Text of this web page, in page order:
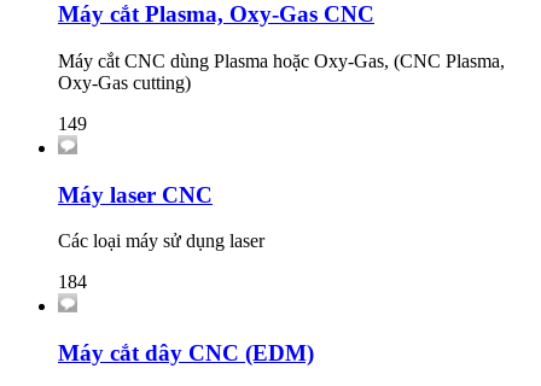
Máy cắt Plasma, Oxy-Gas CNC
Máy cắt CNC dùng Plasma hoặc Oxy-Gas, (CNC Plasma,
Oxy-Gas cutting)
149
Máy laser CNC
Các loại máy sử dụng laser
184
Máy cắt dây CNC (EDM)